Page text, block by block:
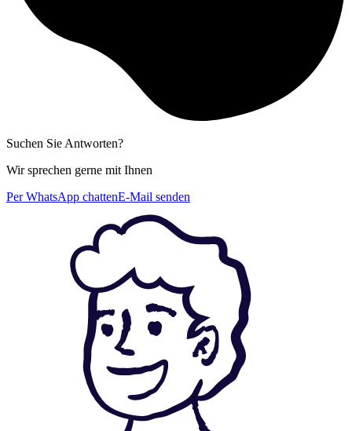
Suchen Sie Antworten?
Wir sprechen gerne mit Ihnen
Per WhatsApp chattenE-Mail senden